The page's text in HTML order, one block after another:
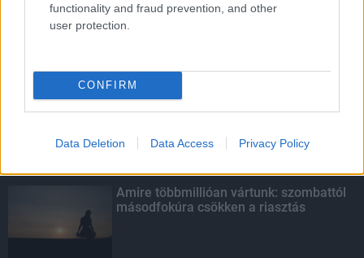
functionality and fraud prevention, and other
user protection.
CONFIRM
Data Deletion Data Access Privacy Policy
Felújított üzletet nyitott Szekszárdon az
Auchan
Indul a diákok pénzügyi ismereteit
erősítő Pénz7 programsorozat
Amire többmillióan vártunk: szombattól
másodfokúra csökken a riasztás